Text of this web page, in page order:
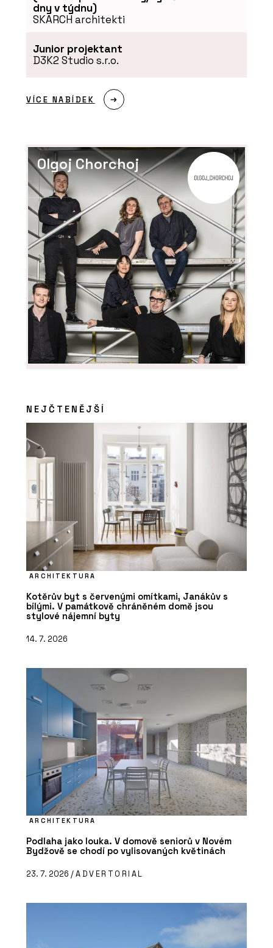
dny v týdnu)
SKARCH architekti
Junior projektant
D3K2 Studio s.r.o.
VÍCE NABÍDEK
Olgoj Chorchoj
NEJČTENĚJŠÍ
ARCHITEKTURA
Kotěrův byt s červenými omítkami, Janákův s
bílými. V památkově chráněném domě jsou
stylové nájemní byty
14. 7. 2026
ARCHITEKTURA
Podlaha jako louka. V domově seniorů v Novém
Bydžově se chodí po vylisovaných květinách
23. 7. 2026 /ADVERTORIAL